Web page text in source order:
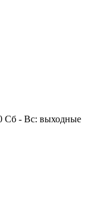
Сб - Вс: выходные